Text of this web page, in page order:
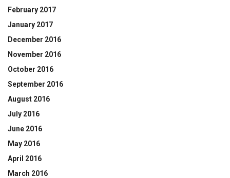
February 2017
January 2017
December 2016
November 2016
October 2016
September 2016
August 2016
July 2016
June 2016
May 2016
April 2016
March 2016